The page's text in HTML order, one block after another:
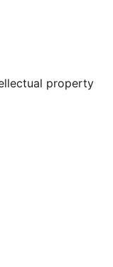
property